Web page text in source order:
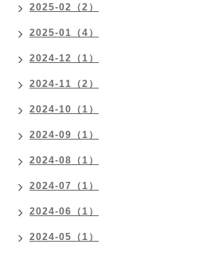
2025-02（2）
2025-01（4）
2024-12（1）
2024-11（2）
2024-10（1）
2024-09（1）
2024-08（1）
2024-07（1）
2024-06（1）
2024-05（1）